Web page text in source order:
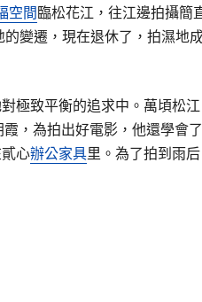
空間臨松花江，往江邊拍攝簡
變遷，現在退休了，拍濕地
極致平衡的追求中。萬頃松江
，為拍出好電影，他還學會了
心辦公家具里。為了拍到雨后